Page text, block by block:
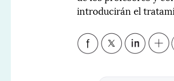
introducirán el